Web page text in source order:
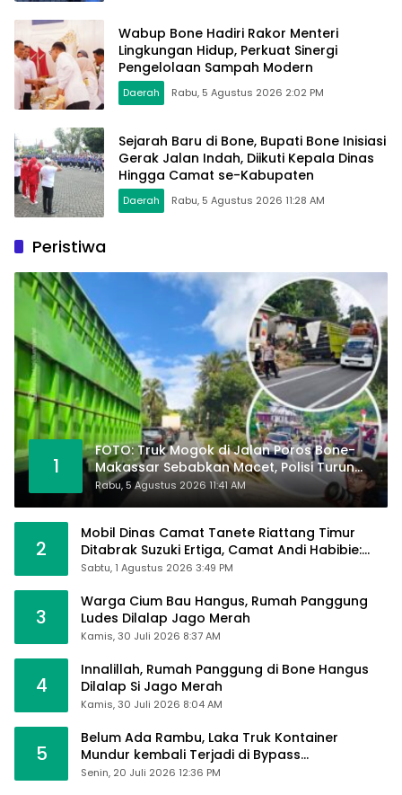
Wabup Bone Hadiri Rakor Menteri
Lingkungan Hidup, Perkuat Sinergi
Pengelolaan Sampah Modern
Daerah Rabu, 5 Agustus 2026 2:02 PM
Sejarah Baru di Bone, Bupati Bone Inisiasi
Gerak Jalan Indah, Diikuti Kepala Dinas
Hingga Camat se-Kabupaten
Daerah Rabu, 5 Agustus 2026 11:28 AM
Peristiwa
1
FOTO: Truk Mogok di Jalan Poros Bone-
Makassar Sebabkan Macet, Polisi Turun
Tangan
Rabu, 5 Agustus 2026 11:41 AM
2
Mobil Dinas Camat Tanete Riattang Timur
Ditabrak Suzuki Ertiga, Camat Andi Habibie:
Alhamdulillah Saya Baik-Baik Saja
Sabtu, 1 Agustus 2026 3:49 PM
3
Warga Cium Bau Hangus, Rumah Panggung
Ludes Dilalap Jago Merah
Kamis, 30 Juli 2026 8:37 AM
4
Innalillah, Rumah Panggung di Bone Hangus
Dilalap Si Jago Merah
Kamis, 30 Juli 2026 8:04 AM
5
Belum Ada Rambu, Laka Truk Kontainer
Mundur kembali Terjadi di Bypass
Sumpallabbu
Senin, 20 Juli 2026 12:36 PM